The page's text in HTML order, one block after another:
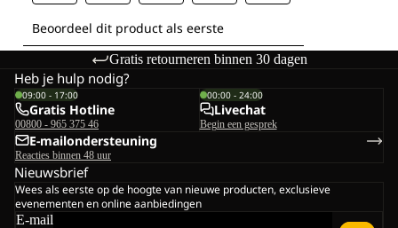
Gratis retourneren binnen 30 dagen
Heb je hulp nodig?
09:00 - 17:00
Gratis Hotline
00800 - 965 375 46
00:00 - 24:00
Livechat
Begin een gesprek
E-mailondersteuning
Reacties binnen 48 uur
Nieuwsbrief
Wees als eerste op de hoogte van nieuwe producten, exclusieve
evenementen en online aanbiedingen
E-mail